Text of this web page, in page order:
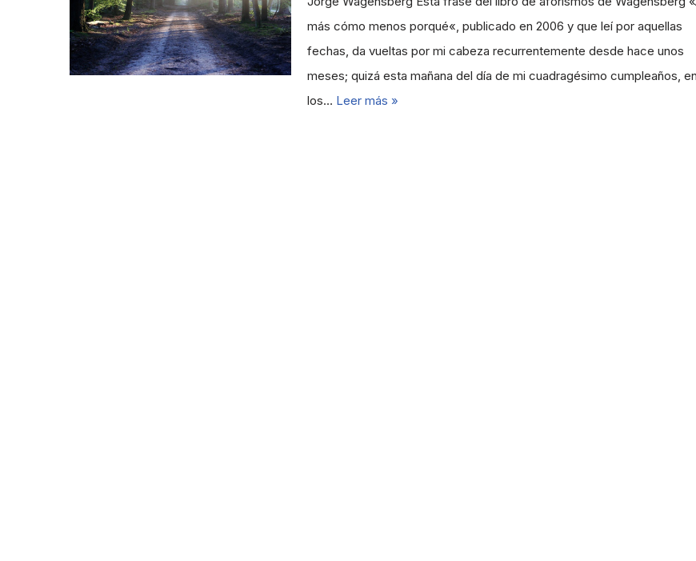
más cómo menos porqué«, publicado en 2006 y que leí por aquellas
fechas, da vueltas por mi cabeza recurrentemente desde hace unos
meses; quizá esta mañana del día de mi cuadragésimo cumpleaños, en
los… Leer más »